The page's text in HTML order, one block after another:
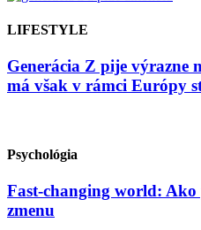
LIFESTYLE
Generácia Z pije výrazne
má však v rámci Európy
Psychológia
Fast-changing world:
zmenu